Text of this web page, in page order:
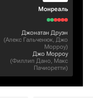
Монреаль
Джонатан Друэн
(Алекс Гальченюк, Джо
Морроу)
Джо Морроу
(Филлип Дано, Макс
Пачиоретти)